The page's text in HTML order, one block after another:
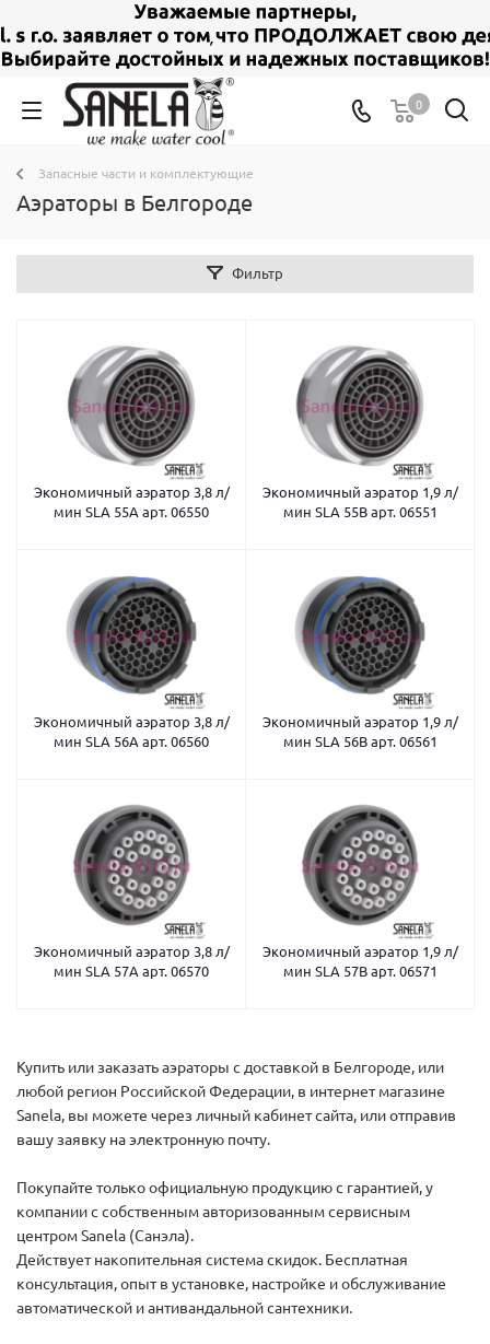
0
Запасные части и комплектующие
Аэраторы в Белгороде
Фильтр
Экономичный аэратор 3,8 л/
мин SLA 55A арт. 06550
Экономичный аэратор 1,9 л/
мин SLA 55B арт. 06551
Экономичный аэратор 3,8 л/
мин SLA 56A арт. 06560
Экономичный аэратор 1,9 л/
мин SLA 56B арт. 06561
Экономичный аэратор 3,8 л/
мин SLA 57A арт. 06570
Экономичный аэратор 1,9 л/
мин SLA 57B арт. 06571
Купить или заказать аэраторы с доставкой в Белгороде, или
любой регион Российской Федерации, в интернет магазине
Sanela, вы можете через личный кабинет сайта, или отправив
вашу заявку на электронную почту.
Покупайте только официальную продукцию с гарантией, у
компании с собственным авторизованным сервисным
центром Sanela (Санэла).
Действует накопительная система скидок. Бесплатная
консультация, опыт в установке, настройке и обслуживание
автоматической и антивандальной сантехники.